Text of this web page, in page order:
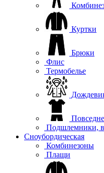
Куртки
Брюки
Флис
Термобелье
Подшлемники,
Сноубордическая
Комбинезоны
Плащи